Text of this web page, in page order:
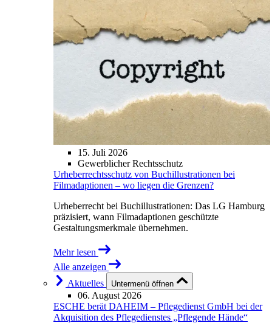
15. Juli 2026
Gewerblicher Rechtsschutz
Urheberrechtsschutz von Buchillustrationen bei
Filmadaptionen – wo liegen die Grenzen?
Urheberrecht bei Buchillustrationen: Das LG Hamburg
präzisiert, wann Filmadaptionen geschützte
Gestaltungsmerkmale übernehmen.
Mehr lesen
Alle anzeigen
Aktuelles
Untermenü öffnen
06. August 2026
ESCHE berät DAHEIM – Pflegedienst GmbH bei der
Akquisition des Pflegedienstes „Pflegende Hände“